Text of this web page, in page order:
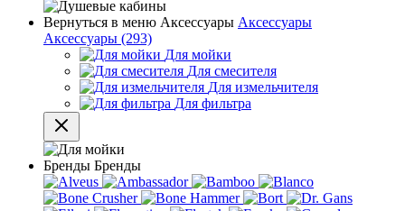
Вернуться в меню Аксессуары Аксессуары
Аксессуары (293)
Для мойки
Для смесителя
Для измельчителя
Для фильтра
Бренды Бренды